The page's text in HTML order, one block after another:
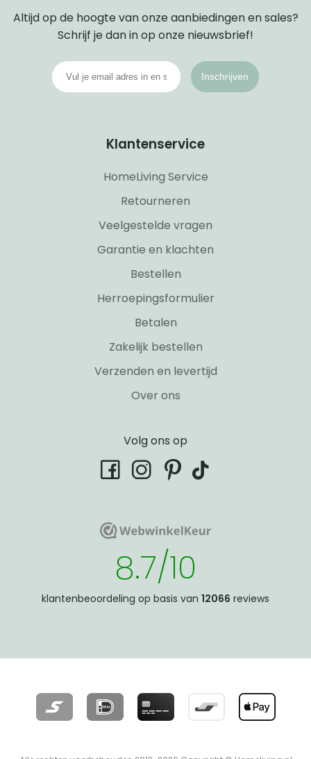
Altijd op de hoogte van onze aanbiedingen en sales?
Schrijf je dan in op onze nieuwsbrief!
Inschrijven
Klantenservice
HomeLiving Service
Retourneren
Veelgestelde vragen
Garantie en klachten
Bestellen
Herroepingsformulier
Betalen
Zakelijk bestellen
Verzenden en levertijd
Over ons
Volg ons op
facebookinstagram
pinterest
tiktok
WebwinkelKeurWebwinkelKeur
8.7/10
klantenbeoordeling op basis van 12066 reviews